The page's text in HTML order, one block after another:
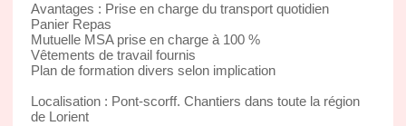
Avantages : Prise en charge du transport quotidien
Panier Repas
Mutuelle MSA prise en charge à 100 %
Vêtements de travail fournis
Plan de formation divers selon implication
Localisation : Pont-scorff. Chantiers dans toute la région
de Lorient